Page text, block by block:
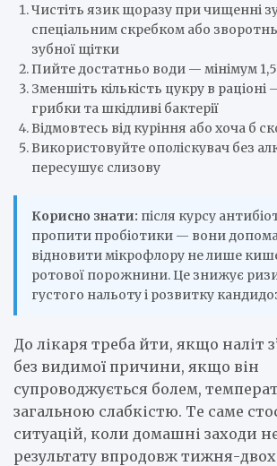
Чистіть язик щоразу при чищенні
спеціальним скребком або
зубної щітки
Пийте достатньо води — мінімум
Зменшіть кількість цукру в
грибки та шкідливі бактерії
Відмовтесь від куріння або хоча б
Використовуйте ополіскувач без
пересушує слизову
Корисно знати: після курсу
пропити пробіотики — вони
відновити мікрофлору не лише
ротової порожнини. Це знижує
густого нальоту і розвитку
До лікаря треба йти, якщо наліт
без видимої причини, якщо він
супроводжується болем,
загальною слабкістю. Те саме
ситуацій, коли домашні заходи
результату впродовж тижня-